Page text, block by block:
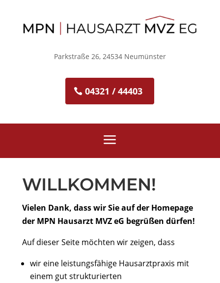
Parkstraße 26, 24534 Neumünster
04321 / 44403
a
WILLKOMMEN!
Vielen Dank, dass wir Sie auf der Homepage
der MPN Hausarzt MVZ eG begrüßen dürfen!
Auf dieser Seite möchten wir zeigen, dass
wir eine leistungsfähige Hausarztpraxis mit
einem gut strukturierten